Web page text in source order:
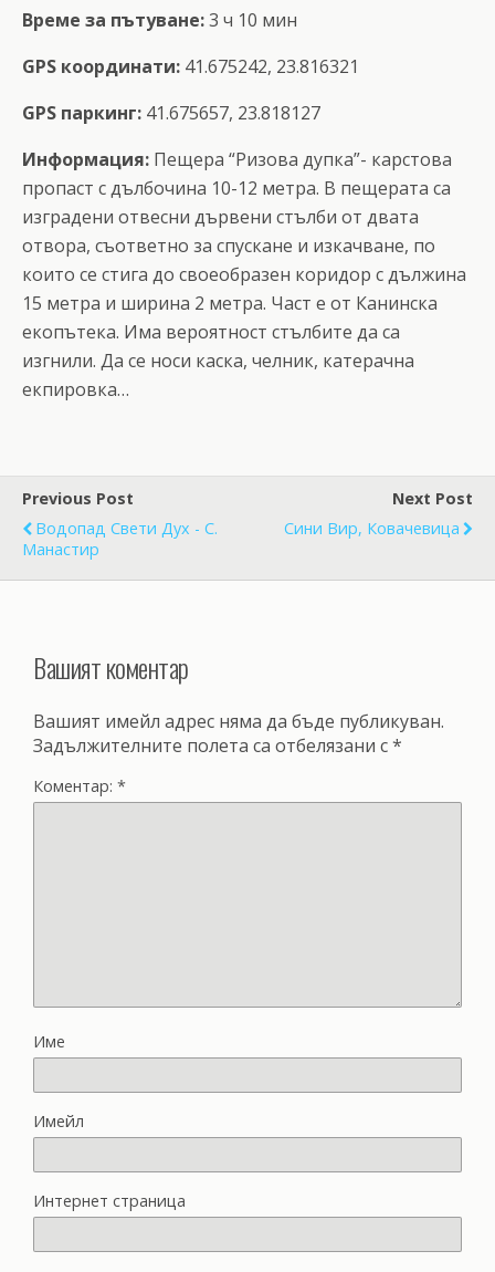
Време за пътуване:3 ч 10 мин
GPS координати: 41.675242, 23.816321
GPS паркинг: 41.675657, 23.818127
Информация: Пещера “Ризова дупка”- карстова
пропаст с дълбочина 10-12 метра. В пещерата са
изградени отвесни дървени стълби от двата
отвора, съответно за спускане и изкачване, по
които се стига до своеобразен коридор с дължина
15 метра и ширина 2 метра. Част е от Канинска
екопътека. Има вероятност стълбите да са
изгнили. Да се носи каска, челник, катерачна
екпировка…
Previous Post
Водопад Свети Дух - С.
Манастир
Next Post
Сини Вир, Ковачевица
Вашият коментар
Вашият имейл адрес няма да бъде публикуван.
Задължителните полета са отбелязани с*
Коментар: *
Име
Имейл
Интернет страница